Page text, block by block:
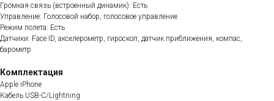
Громкая связь (встроенный динамик): Есть
Управление: Голосовой набор, голосовое управление
Режим полета: Есть
Датчики: Face ID, акселерометр, гироскоп, датчик приближения, компас,
барометр
Комплектация
Apple iPhone
Кабель USB-C/Lightning